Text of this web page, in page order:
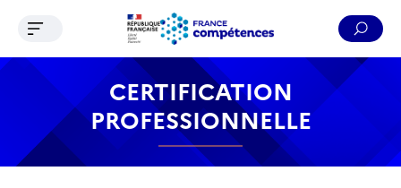
Contenu Recherche Menu Pied de page
Ouvrir le menu de navigation
CERTIFICATION
PROFESSIONNELLE